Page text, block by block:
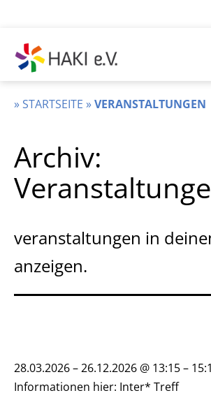
Inhalt
springen
HAKI
e.v.
»STARTSEITE »VERANSTALTUNGEN
Archiv:
veranstaltungen in
anzeigen.
28.03.2026 – 26.12.2026 @ 13:15 –
Informationen hier: Inter* Treff